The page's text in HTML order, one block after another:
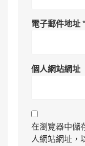
電子郵件地址*
個人網站網址
在瀏覽器中儲
人網站網址，